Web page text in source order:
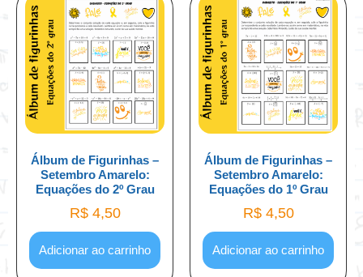
Álbum de Figurinhas –
Setembro Amarelo:
Equações do 2º Grau
R$4,50
Adicionar ao carrinho
Álbum de Figurinhas –
Setembro Amarelo:
Equações do 1º Grau
R$4,50
Adicionar ao carrinho